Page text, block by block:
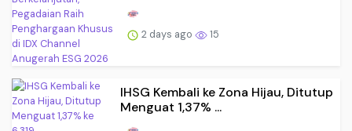
2 days ago 15
IHSG Kembali ke Zona Hijau, Ditutup
Menguat 1,37% ...